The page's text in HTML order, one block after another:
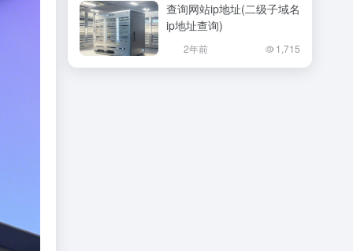
查询网站ip地址(二级子域名
ip地址查询)
2年前 1,715